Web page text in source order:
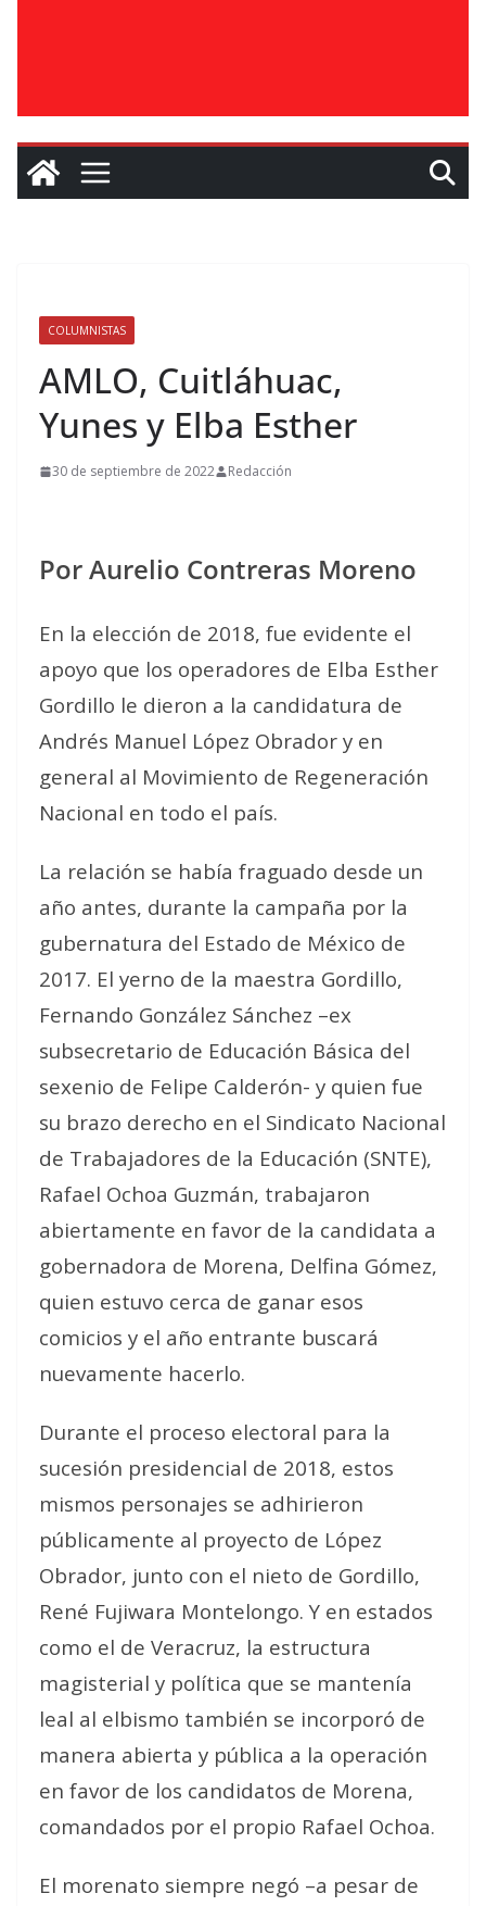
COLUMNISTAS
AMLO, Cuitláhuac,
Yunes y Elba Esther
30 de septiembre de 2022 Redacción
Por Aurelio Contreras Moreno
En la elección de 2018, fue evidente el
apoyo que los operadores de Elba Esther
Gordillo le dieron a la candidatura de
Andrés Manuel López Obrador y en
general al Movimiento de Regeneración
Nacional en todo el país.
La relación se había fraguado desde un
año antes, durante la campaña por la
gubernatura del Estado de México de
2017. El yerno de la maestra Gordillo,
Fernando González Sánchez –ex
subsecretario de Educación Básica del
sexenio de Felipe Calderón- y quien fue
su brazo derecho en el Sindicato Nacional
de Trabajadores de la Educación (SNTE),
Rafael Ochoa Guzmán, trabajaron
abiertamente en favor de la candidata a
gobernadora de Morena, Delfina Gómez,
quien estuvo cerca de ganar esos
comicios y el año entrante buscará
nuevamente hacerlo.
Durante el proceso electoral para la
sucesión presidencial de 2018, estos
mismos personajes se adhirieron
públicamente al proyecto de López
Obrador, junto con el nieto de Gordillo,
René Fujiwara Montelongo. Y en estados
como el de Veracruz, la estructura
magisterial y política que se mantenía
leal al elbismo también se incorporó de
manera abierta y pública a la operación
en favor de los candidatos de Morena,
comandados por el propio Rafael Ochoa.
El morenato siempre negó –a pesar de